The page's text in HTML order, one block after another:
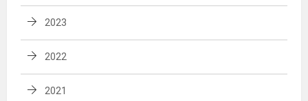
2023
2022
2021